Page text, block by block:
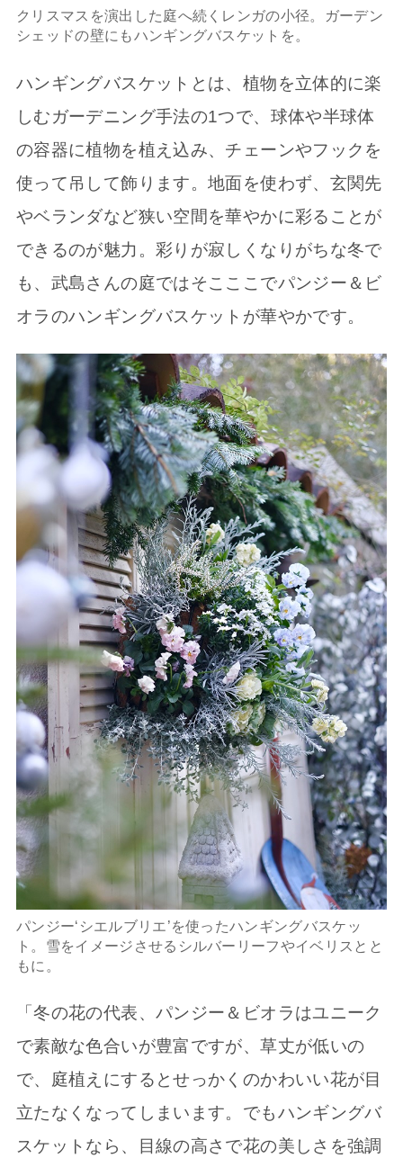
クリスマスを演出した庭へ続くレンガの小径。ガーデン
シェッドの壁にもハンギングバスケットを。
ハンギングバスケットとは、植物を立体的に楽
しむガーデニング手法の1つで、球体や半球体
の容器に植物を植え込み、チェーンやフックを
使って吊して飾ります。地面を使わず、玄関先
やベランダなど狭い空間を華やかに彩ることが
できるのが魅力。彩りが寂しくなりがちな冬で
も、武島さんの庭ではそこここでパンジー＆ビ
オラのハンギングバスケットが華やかです。
パンジー‘シエルブリエ’を使ったハンギングバスケッ
ト。雪をイメージさせるシルバーリーフやイベリスとと
もに。
「冬の花の代表、パンジー＆ビオラはユニーク
で素敵な色合いが豊富ですが、草丈が低いの
で、庭植えにするとせっかくのかわいい花が目
立たなくなってしまいます。でもハンギングバ
スケットなら、目線の高さで花の美しさを強調